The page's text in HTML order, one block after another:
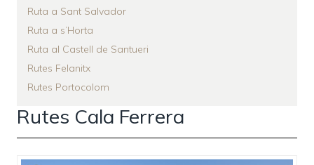
Ruta a Sant Salvador
Ruta a s’Horta
Ruta al Castell de Santueri
Rutes Felanitx
Rutes Portocolom
Rutes Cala Ferrera